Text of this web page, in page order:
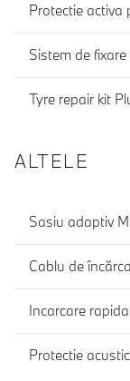
Protectie activa
Sistem de
Tyre repair kit
ALTELE
Sasiu adaptiv M
Cablu de
Incarcare
Protectie